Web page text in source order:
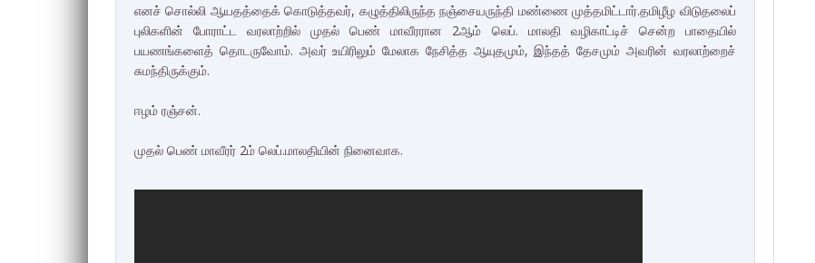
எனச் சொல்லி ஆயதத்தைக் கொடுத்தவர், கழுத்திலிருந்த நஞ்சையருந்தி மண்ணை முத்தமிட்டார்.தமிழீழ விடுதலைப்
புலிகளின் போராட்ட வரலாற்றில் முதல் பெண் மாவீரரான 2ஆம் லெப். மாலதி வழிகாட்டிச் சென்ற பாதையில்
பயணங்களைத் தொடருவோம். அவர் உயிரிலும் மேலாக நேசித்த ஆயுதமும், இந்தத் தேசமும் அவரின் வரலாற்றைச்
சுமந்திருக்கும்.
ஈழம் ரஞ்சன்.
முதல் பெண் மாவீரர் 2ம் லெப்.மாலதியின் நினைவாக.